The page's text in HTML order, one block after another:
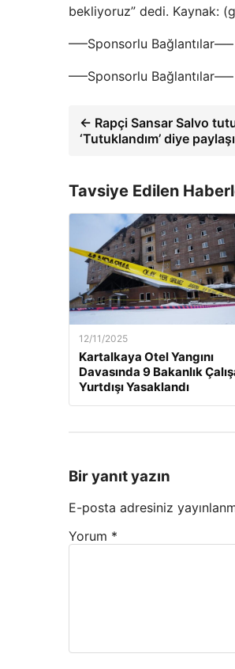
bekliyoruz” dedi. Kaynak:
—–Sponsorlu Bağlantılar—–
—–Sponsorlu Bağlantılar—–
← Rapçi Sansar Salvo
‘Tutuklandım’ diye
Tavsiye Edilen
12/11/2025
Kartalkaya Otel Yangını
Davasında 9 Bakanlık
Yurtdışı Yasaklandı
Bir yanıt yazın
E-posta adresiniz
Yorum *